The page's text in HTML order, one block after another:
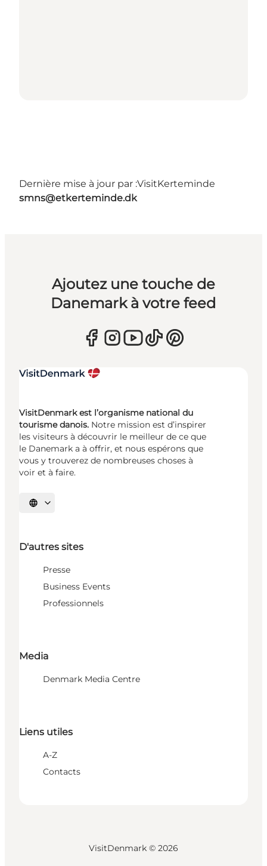
Dernière mise à jour par :VisitKerteminde
smns@etkerteminde.dk
Ajoutez une touche de
Danemark à votre feed
VisitDenmark est l’organisme national du
tourisme danois. Notre mission est d’inspirer
les visiteurs à découvrir le meilleur de ce que
le Danemark a à offrir, et nous espérons que
vous y trouverez de nombreuses choses à
voir et à faire.
Choisissez la langue
D'autres sites
Presse
Business Events
Professionnels
Media
Denmark Media Centre
Liens utiles
A-Z
Contacts
VisitDenmark © 2026